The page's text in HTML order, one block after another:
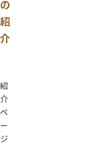
の
紹
介
紹
介
ペ
ー
ジ